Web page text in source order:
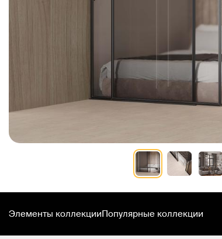
Элементы коллекцииПопулярные коллекции